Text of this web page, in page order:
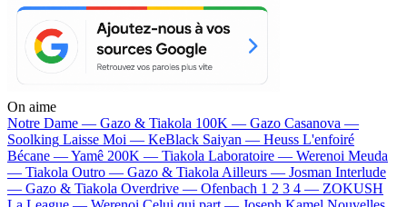
On aime
Notre Dame — Gazo & Tiakola 100K — Gazo Casanova —
Soolking Laisse Moi — KeBlack Saiyan — Heuss L'enfoiré
Bécane —Yamê 200K — Tiakola Laboratoire — Werenoi Meuda
— Tiakola Outro — Gazo & Tiakola Ailleurs — Josman Interlude
— Gazo & Tiakola Overdrive — Ofenbach 1 2 3 4 — ZOKUSH